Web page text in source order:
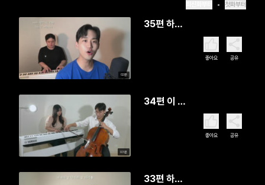
첫화부터
02분
35편 하루
좋아요 공유
03분
34편 이 시
좋아요 공유
33편 하나